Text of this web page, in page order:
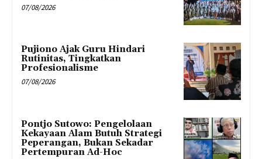
07/08/2026
Pujiono Ajak Guru Hindari
Rutinitas, Tingkatkan
Profesionalisme
07/08/2026
Pontjo Sutowo: Pengelolaan
Kekayaan Alam Butuh Strategi
Peperangan, Bukan Sekadar
Pertempuran Ad-Hoc